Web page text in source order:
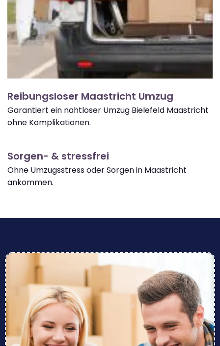
Reibungsloser Maastricht Umzug
Garantiert ein nahtloser Umzug Bielefeld Maastricht
ohne Komplikationen.
Sorgen- & stressfrei
Ohne Umzugsstress oder Sorgen in Maastricht
ankommen.